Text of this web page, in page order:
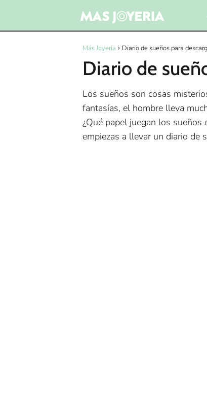
Más Joyería Diario de sueños para
Diario de
Los sueños son cosas
fantasías, el hombre lleva
¿Qué papel juegan los sueños
empiezas a llevar un diario de